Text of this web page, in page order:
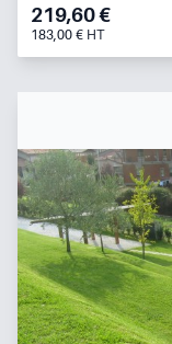
219,60 €
183,00 € HT